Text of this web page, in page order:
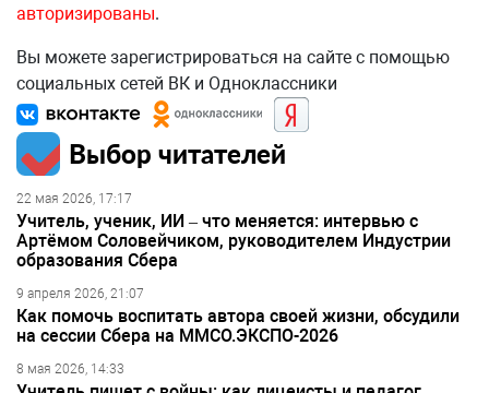
авторизированы.
Вы можете зарегистрироваться на сайте с помощью
социальных сетей ВК и Одноклассники
Выбор читателей
22 мая 2026, 17:17
Учитель, ученик, ИИ – что меняется: интервью с
Артёмом Соловейчиком, руководителем Индустрии
образования Сбера
9 апреля 2026, 21:07
Как помочь воспитать автора своей жизни, обсудили
на сессии Сбера на ММСО.ЭКСПО-2026
8 мая 2026, 14:33